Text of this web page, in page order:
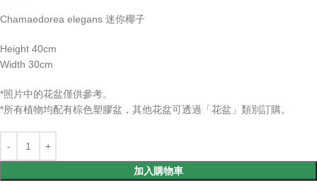
Chamaedorea elegans 迷你椰子
Height 40cm
Width 30cm
*照片中的花盆僅供參考。
*所有植物均配有棕色塑膠盆，其他花盆可透過「花盆」類別訂購。
加入購物車